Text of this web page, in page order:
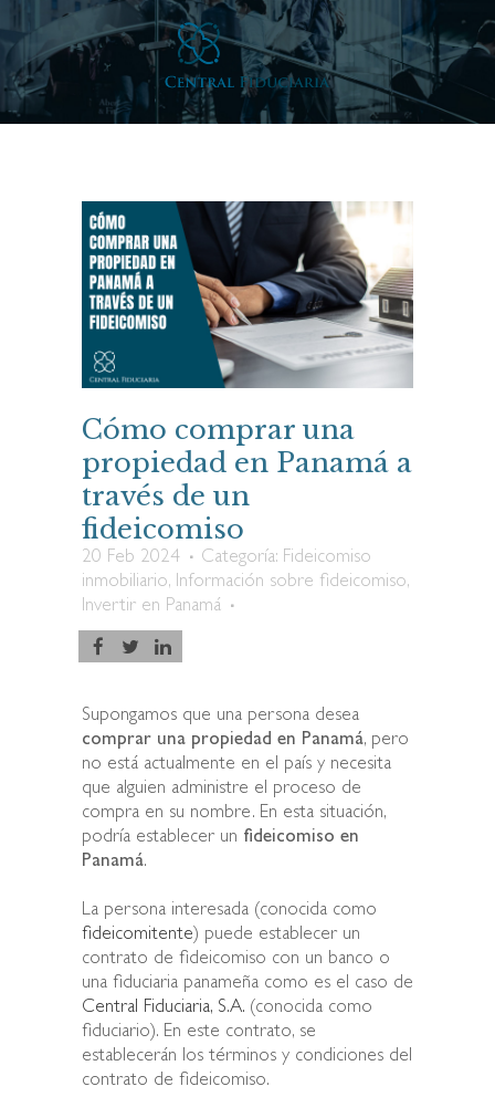
Cómo comprar una
propiedad en Panamá a
través de un
fideicomiso
20 Feb 2024 Categoría: Fideicomiso
inmobiliario, Información sobre fideicomiso,
Invertir en Panamá
Supongamos que una persona desea
comprar una propiedad en Panamá, pero
no está actualmente en el país y necesita
que alguien administre el proceso de
compra en su nombre. En esta situación,
podría establecer un fideicomiso en
Panamá.
La persona interesada (conocida como
fideicomitente) puede establecer un
contrato de fideicomiso con un banco o
una fiduciaria panameña como es el caso de
Central Fiduciaria, S.A. (conocida como
fiduciario). En este contrato, se
establecerán los términos y condiciones del
contrato de fideicomiso.